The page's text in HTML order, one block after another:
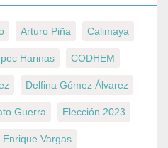
Arturo Piña Calimaya
Harinas CODHEM
Delfina Gómez Álvarez
Guerra Elección 2023
Enrique Vargas